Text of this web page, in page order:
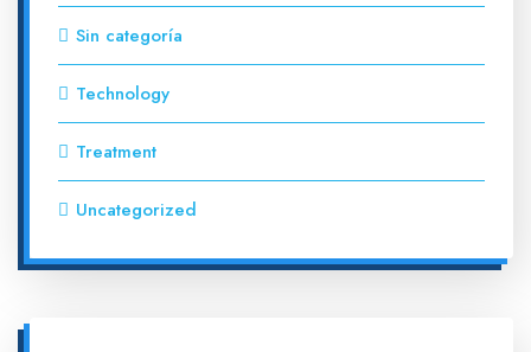
Sin categoría
Technology
Treatment
Uncategorized